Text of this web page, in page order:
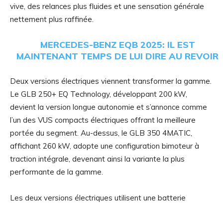
vive, des relances plus fluides et une sensation générale
nettement plus raffinée.
MERCEDES-BENZ EQB 2025: IL EST
MAINTENANT TEMPS DE LUI DIRE AU REVOIR
Deux versions électriques viennent transformer la gamme.
Le GLB 250+ EQ Technology, développant 200 kW,
devient la version longue autonomie et s’annonce comme
l’un des VUS compacts électriques offrant la meilleure
portée du segment. Au-dessus, le GLB 350 4MATIC,
affichant 260 kW, adopte une configuration bimoteur à
traction intégrale, devenant ainsi la variante la plus
performante de la gamme.
Les deux versions électriques utilisent une batterie